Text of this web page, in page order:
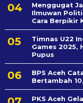
Menggugat
Ilmuwan
Cara Berpikir
Timnas U22
Games 2025,
Pupus
BPS Aceh
Bertambah
PKS Aceh